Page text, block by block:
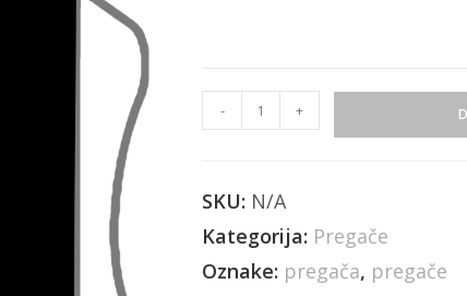
- +
SKU: N/A
Kategorija: Pregače
Oznake: pregača, pregače